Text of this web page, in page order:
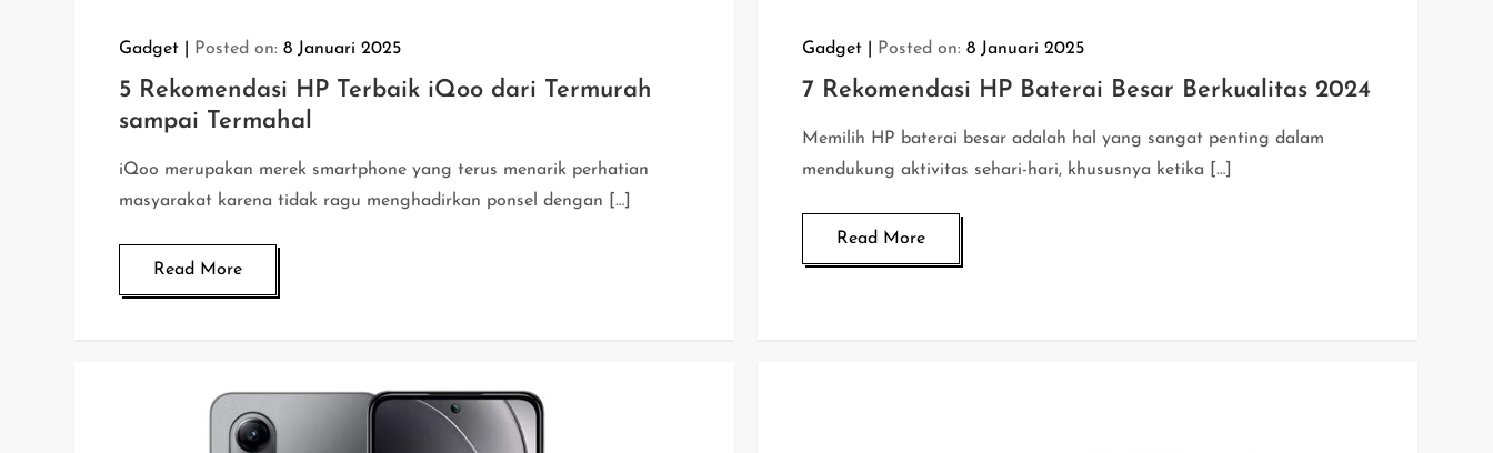
Gadget Posted on:8 Januari 2025
5 Rekomendasi HP Terbaik iQoo dari Termurah
sampai Termahal
iQoo merupakan merek smartphone yang terus menarik perhatian
masyarakat karena tidak ragu menghadirkan ponsel dengan […]
Read More
Gadget Posted on: 8 Januari 2025
7 Rekomendasi HP Baterai Besar Berkualitas 2024
Memilih HP baterai besar adalah hal yang sangat penting dalam
mendukung aktivitas sehari-hari, khususnya ketika […]
Read More